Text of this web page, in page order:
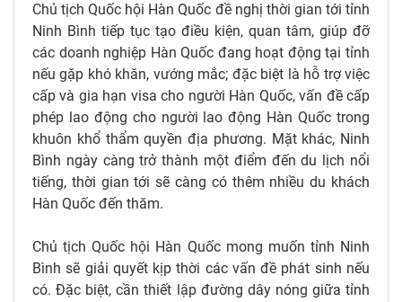
Chủ tịch Quốc hội Hàn Quốc đề nghị thời gian tới tỉnh
Ninh Bình tiếp tục tạo điều kiện, quan tâm, giúp đỡ
các doanh nghiệp Hàn Quốc đang hoạt động tại tỉnh
nếu gặp khó khăn, vướng mắc; đặc biệt là hỗ trợ việc
cấp và gia hạn visa cho người Hàn Quốc, vấn đề cấp
phép lao động cho người lao động Hàn Quốc trong
khuôn khổ thẩm quyền địa phương. Mặt khác, Ninh
Bình ngày càng trở thành một điểm đến du lịch nổi
tiếng, thời gian tới sẽ càng có thêm nhiều du khách
Hàn Quốc đến thăm.
Chủ tịch Quốc hội Hàn Quốc mong muốn tỉnh Ninh
Bình sẽ giải quyết kịp thời các vấn đề phát sinh nếu
có. Đặc biệt, cần thiết lập đường dây nóng giữa tỉnh